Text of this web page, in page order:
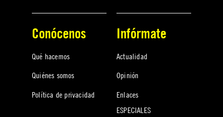
Conócenos
Qué hacemos
Quiénes somos
Política de privacidad
Infórmate
Actualidad
Opinión
Enlaces
ESPECIALES